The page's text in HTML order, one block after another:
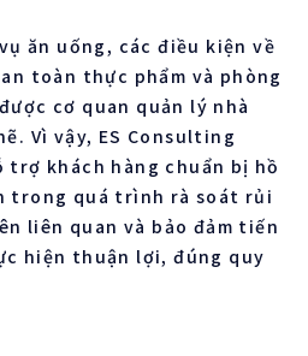
ăn uống, các điều kiện về
toàn thực phẩm và phòng
cơ quan quản lý nhà
Vì vậy, ES Consulting
trợ khách hàng chuẩn bị hồ
trong quá trình rà soát rủi
liên quan và bảo đảm tiến
hiện thuận lợi, đúng quy